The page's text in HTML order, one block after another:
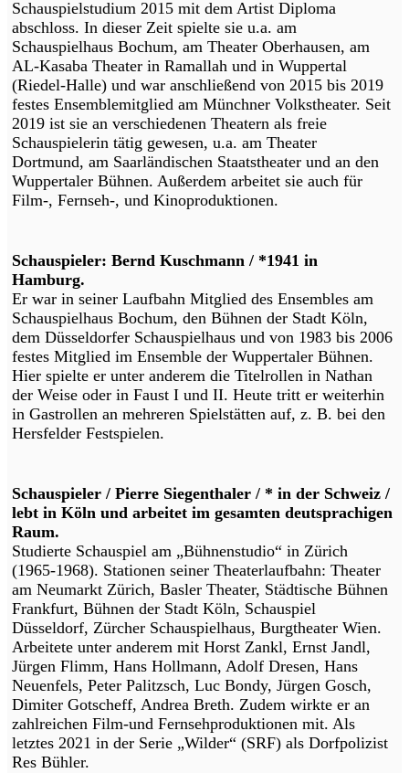
Schauspielstudium 2015 mit dem Artist Diploma
abschloss. In dieser Zeit spielte sie u.a. am
Schauspielhaus Bochum, am Theater Oberhausen, am
AL-Kasaba Theater in Ramallah und in Wuppertal
(Riedel-Halle) und war anschließend von 2015 bis 2019
festes Ensemblemitglied am Münchner Volkstheater. Seit
2019 ist sie an verschiedenen Theatern als freie
Schauspielerin tätig gewesen, u.a. am Theater
Dortmund, am Saarländischen Staatstheater und an den
Wuppertaler Bühnen. Außerdem arbeitet sie auch für
Film-, Fernseh-, und Kinoproduktionen.
Schauspieler: Bernd Kuschmann / *1941 in
Hamburg.
Er war in seiner Laufbahn Mitglied des Ensembles am
Schauspielhaus Bochum, den Bühnen der Stadt Köln,
dem Düsseldorfer Schauspielhaus und von 1983 bis 2006
festes Mitglied im Ensemble der Wuppertaler Bühnen.
Hier spielte er unter anderem die Titelrollen in Nathan
der Weise oder in Faust I und II. Heute tritt er weiterhin
in Gastrollen an mehreren Spielstätten auf, z. B. bei den
Hersfelder Festspielen.
Schauspieler / Pierre Siegenthaler / * in der Schweiz /
lebt in Köln und arbeitet im gesamten deutsprachigen
Raum.
Studierte Schauspiel am „Bühnenstudio“ in Zürich
(1965-1968). Stationen seiner Theaterlaufbahn: Theater
am Neumarkt Zürich, Basler Theater, Städtische Bühnen
Frankfurt, Bühnen der Stadt Köln, Schauspiel
Düsseldorf, Zürcher Schauspielhaus, Burgtheater Wien.
Arbeitete unter anderem mit Horst Zankl, Ernst Jandl,
Jürgen Flimm, Hans Hollmann, Adolf Dresen, Hans
Neuenfels, Peter Palitzsch, Luc Bondy, Jürgen Gosch,
Dimiter Gotscheff, Andrea Breth. Zudem wirkte er an
zahlreichen Film-und Fernsehproduktionen mit. Als
letztes 2021 in der Serie „Wilder“ (SRF) als Dorfpolizist
Res Bühler.